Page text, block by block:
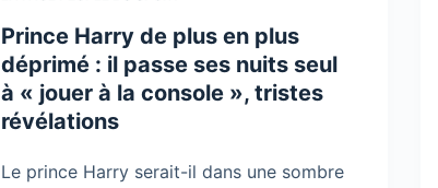
Prince Harry de plus en plus
déprimé : il passe ses nuits seul
à « jouer à la console », tristes
révélations
Le prince Harry serait-il dans une sombre